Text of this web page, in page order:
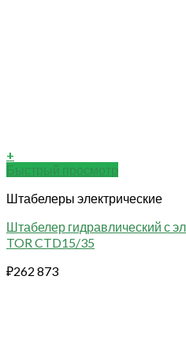
+
Быстрый просмотр
Штабелеры электрические
Штабелер гидравлический с
TOR CTD15/35
₽262 873